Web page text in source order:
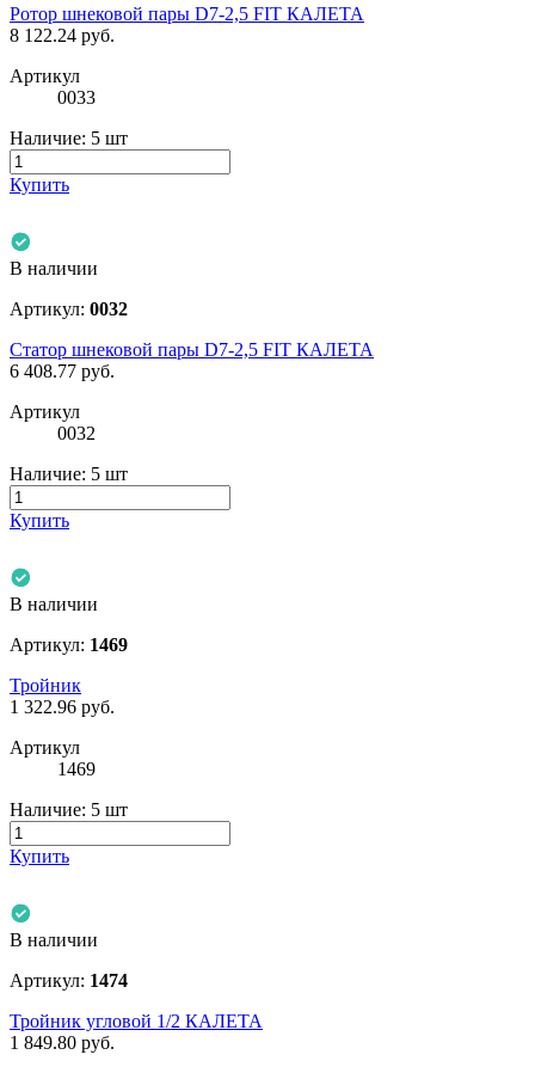
Ротор шнековой пары D7-2,5 FIT КАЛЕТА
8 122.24 руб.
Артикул
0033
Наличие: 5 шт
Купить
В наличии
Артикул: 0032
Статор шнековой пары D7-2,5 FIT КАЛЕТА
6 408.77 руб.
Артикул
0032
Наличие: 5 шт
Купить
В наличии
Артикул: 1469
Тройник
1 322.96 руб.
Артикул
1469
Наличие: 5 шт
Купить
В наличии
Артикул: 1474
Тройник угловой 1/2 КАЛЕТА
1 849.80 руб.